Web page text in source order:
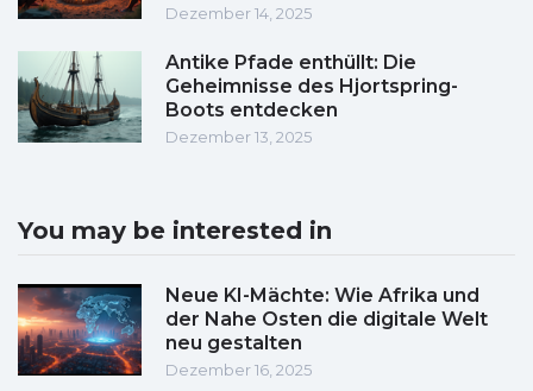
Dezember 14, 2025
Antike Pfade enthüllt: Die
Geheimnisse des Hjortspring-
Boots entdecken
Dezember 13, 2025
You may be interested in
Neue KI-Mächte: Wie Afrika und
der Nahe Osten die digitale Welt
neu gestalten
Dezember 16, 2025